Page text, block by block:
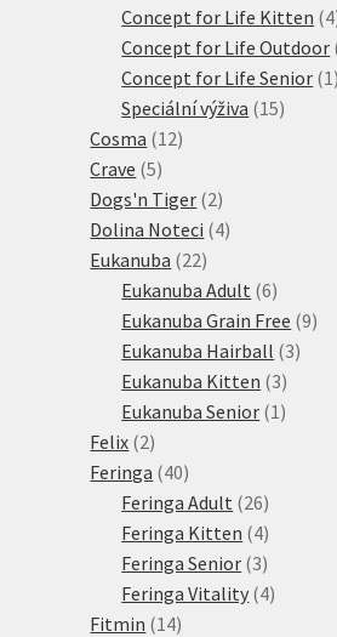
Concept for Life Kitten 4
Concept for Life Outdoor
Concept for Life Senior 1 1
Speciální výživa 1515
Cosma 1212
Crave 55
produktů
Dogs'n Tiger 22
produkty
Dolina Noteci 44
Eukanuba 2222
produktů
Eukanuba Adult 66
produktů
Eukanuba Grain Free 99
Eukanuba Hairball 33
Eukanuba Kitten 33
Eukanuba Senior 1 1
Felix 22
produkty
Feringa 4040
produktů
Feringa Adult 2626
produktů
Feringa Kitten 44
produkty
Feringa Senior 33
produkty
Feringa Vitality 44
Fitmin 1414